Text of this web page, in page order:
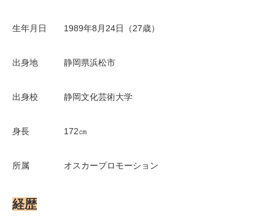
生年月日 1989年8月24日（27歳）
出身地 静岡県浜松市
出身校 静岡文化芸術大学
身長 172㎝
所属 オスカープロモーション
経歴